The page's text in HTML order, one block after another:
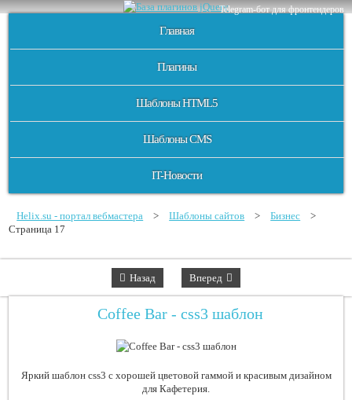
Telegram-бот для фронтендеров
Главная
Плагины
Шаблоны HTML5
Шаблоны CMS
IT-Новости
Helix.su - портал вебмастера > Шаблоны сайтов > Бизнес
>
Страница 17
Назад Вперед
Coffee Bar - css3 шаблон
Яркий шаблон css3 с хорошей цветовой гаммой и красивым дизайном
для Кафетерия.